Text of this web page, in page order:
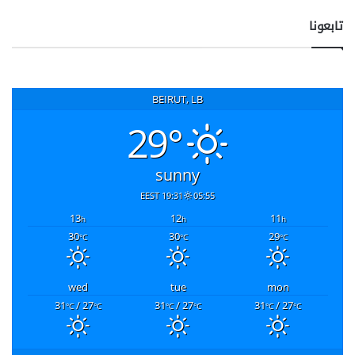
تابعونا
BEIRUT, LB
29°
sunny
05:55
19:31 EEST
11h
12h
13h
29°C
30°C
30°C
mon
tue
wed
31°C/ 27°C
31°C/ 27°C
31°C/ 27°C